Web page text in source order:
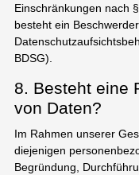
Einschränkungen nach
besteht ein
BDSG).
8. Besteht eine
von Daten?
Im Rahmen unserer
diejenigen
Begründung,